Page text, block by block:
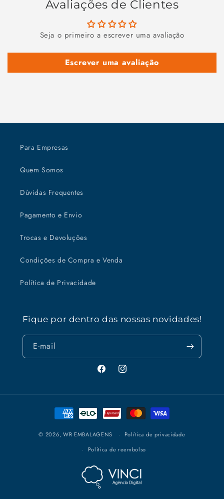
Avaliações de Clientes
Seja o primeiro a escrever uma avaliação
Escrever uma avaliação
Para Empresas
Quem Somos
Dúvidas Frequentes
Pagamento e Envio
Trocas e Devoluções
Condições de Compra e Venda
Política de Privacidade
Fique por dentro das nossas novidades!
E-mail
FacebookInstagram
Formas
de
pagamento
© 2026, WR EMBALAGENS
Política de privacidade
Política de reembolso